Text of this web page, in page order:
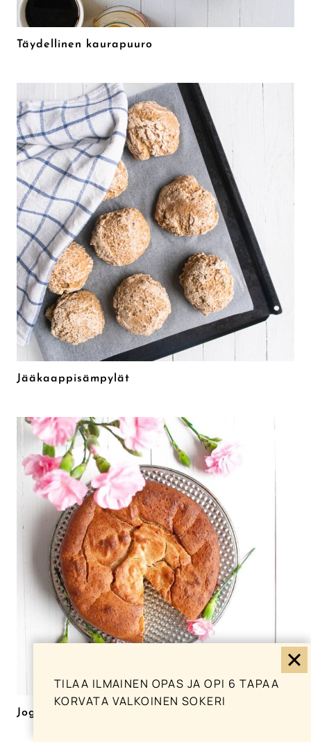
Täydellinen kaurapuuro
Jääkaappisämpylät
Jogurttikakku
TILAA ILMAINEN OPAS JA OPI 6 TAPAA
KORVATA VALKOINEN SOKERI